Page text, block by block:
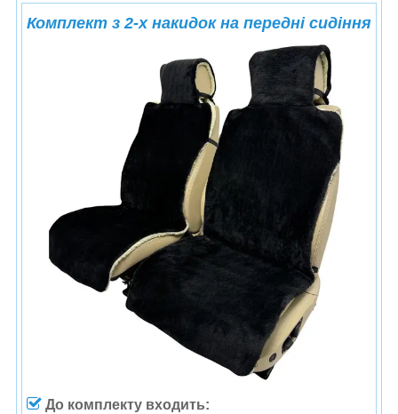
Комплект з 2-х накидок на передні сидіння
До комплекту входить: